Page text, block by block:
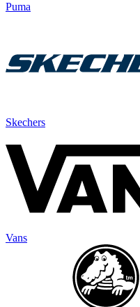
Puma
Skechers
Vans